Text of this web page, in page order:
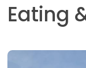
Eating